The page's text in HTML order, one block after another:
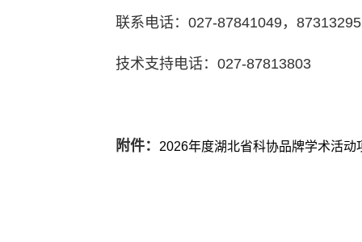
联系电话：027-87841049，87313295
技术支持电话：027-87813803
附件： 2026年度湖北省科协品牌学术活动